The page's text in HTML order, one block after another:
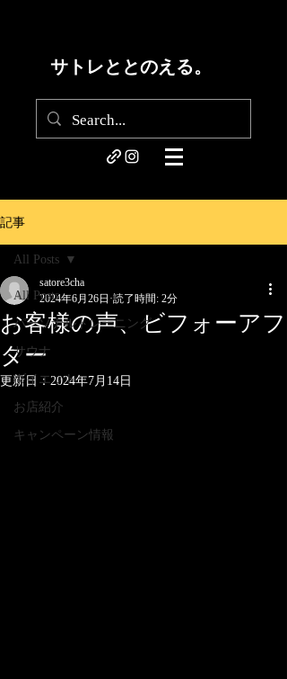
サトレととのえる。
記事
All Posts
パーソナルトレーニング
サウナ
ダイエット
お店紹介
キャンペーン情報
All Posts
お客様の声、ビフォーアフ
ター
satore3cha
2024年6月26日 読了時間: 2分
更新日：2024年7月14日